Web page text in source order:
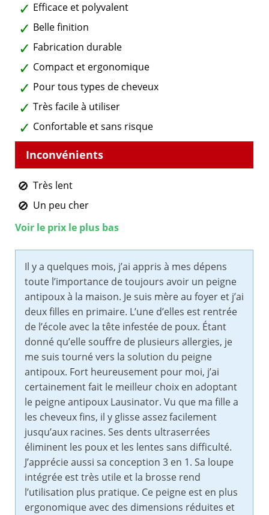
Efficace et polyvalent
Belle finition
Fabrication durable
Compact et ergonomique
Pour tous types de cheveux
Très facile à utiliser
Confortable et sans risque
Très lent
Un peu cher
Voir le prix le plus bas
Il y a quelques mois, j’ai appris à mes dépens
toute l’importance de toujours avoir un peigne
antipoux à la maison. Je suis mère au foyer et j’ai
deux filles en primaire. L’une d’elles est rentrée
de l’école avec la tête infestée de poux. Étant
donné qu’elle souffre de plusieurs allergies, je
me suis tourné vers la solution du peigne
antipoux. Fort heureusement pour moi, j’ai
certainement fait le meilleur choix en adoptant
le peigne antipoux Lausinator. Vu que ma fille a
les cheveux fins, il y glisse assez facilement
jusqu’aux racines. Ses dents ultraserrées
éliminent les poux et les lentes sans difficulté.
J’apprécie aussi sa conception 3 en 1. Sa loupe
intégrée est très utile et la brosse rend
l’utilisation plus pratique. Ce peigne est en plus
ergonomique avec des dimensions réduites et